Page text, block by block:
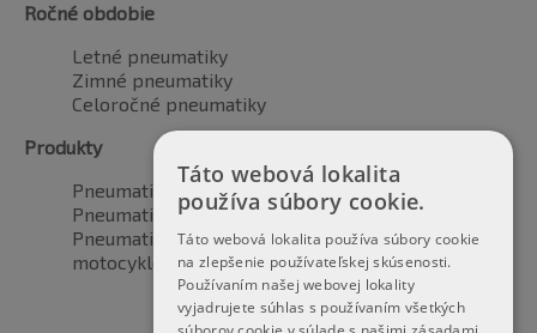
Ročné obdobie
Letné pneumatiky
Zimné pneumatiky
Celoročné pneumatiky
Produkty
Pneumatiky pre automobily
Pneumatiky pre SUV / 4x4
Pneumatiky pre dodávku
motocyklové pneumatiky
Táto webová lokalita
používa súbory cookie.
Táto webová lokalita používa súbory cookie
na zlepšenie používateľskej skúsenosti.
Používaním našej webovej lokality
vyjadrujete súhlas s používaním všetkých